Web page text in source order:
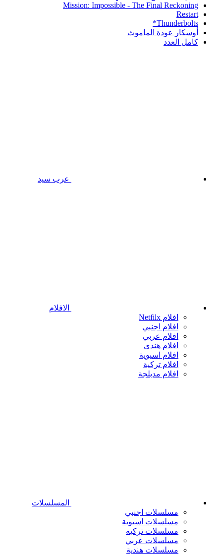
Mission: Impossible - The Final Reckoning
Restart
Thunderbolts*
أوسكار عودة الماموث
كامل العدد
عرب سيد
الافلام
افلام Netfilx
افلام اجنبي
افلام عربي
افلام هندى
افلام اسيوية
افلام تركية
افلام مدبلجة
المسلسلات
مسلسلات اجنبي
مسلسلات اسيوية
مسلسلات تركيه
مسلسلات عربي
مسلسلات هندية